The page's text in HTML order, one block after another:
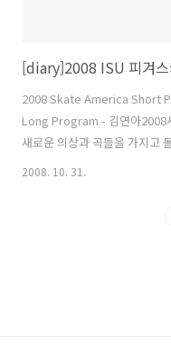
[diary]2008 ISU 피겨스
2008 Skate America Short
Long Program - 김연아2008
새로운 의상과 곡들을 가지고
서는 죽음의 무도라는 곡과 검
택한 것을 알 수 있다.시즌 첫
2008. 10. 31.